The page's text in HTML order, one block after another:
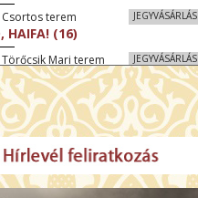
JEGYVÁSÁRLÁS
terem
HAIFA! (16)
JEGYVÁSÁRLÁS
Mari terem
(16)
JEGYVÁSÁRLÁS
MENYEGZŐ (12)
terem
ÉSZAK (12)
JEGYVÁSÁRLÁS
terem